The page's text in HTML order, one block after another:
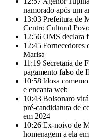
namorado após um
13:03 Prefeitura de
Centro Cultural
12:56 OMS declara
12:45 Fornecedores
Marisa
11:19 Secretaria de
pagamento falso de
10:58 Idosa
e encanta web
10:43 Bolsonaro
pré-candidatura de
em 2024
10:26 Ex-noivo de
homenagem a ela